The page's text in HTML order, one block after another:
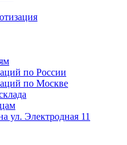
по России
по Москве
ул. Электродная 11